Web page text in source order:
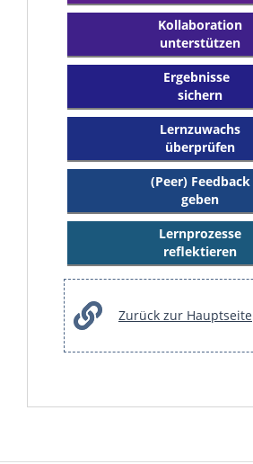
Kollaboration
unterstützen
Ergebnisse
sichern
Lernzuwachs
überprüfen
(Peer) Feedback
geben
Lernprozesse
reflektieren
Zurück zur Hauptseite